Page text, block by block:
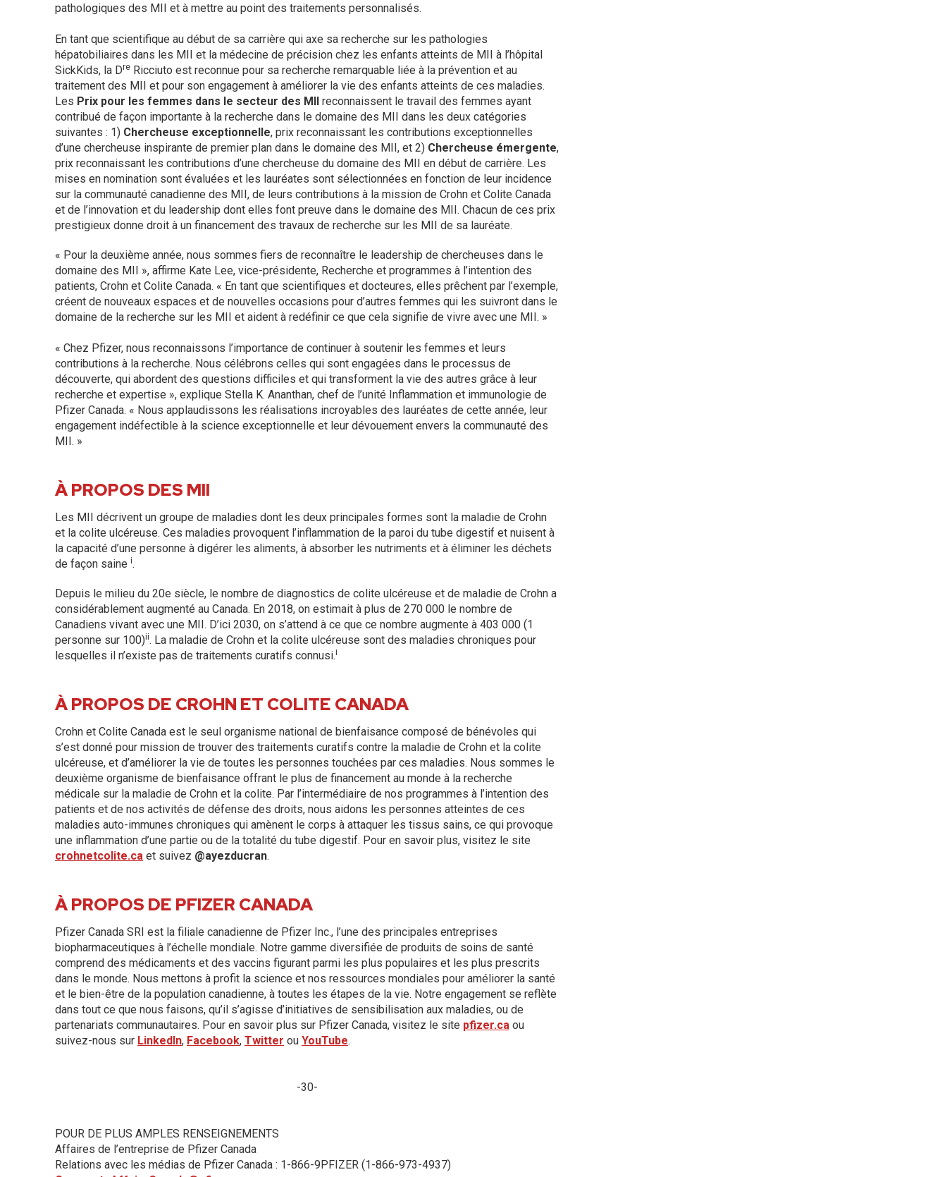
pathologiques des MII et à mettre au point des traitements personnalisés.
En tant que scientifique au début de sa carrière qui axe sa recherche sur les pathologies
hépatobiliaires dans les MII et la médecine de précision chez les enfants atteints de MII à l’hôpital
SickKids, la Dre Ricciuto est reconnue pour sa recherche remarquable liée à la prévention et au
traitement des MII et pour son engagement à améliorer la vie des enfants atteints de ces maladies.
Les Prix pour les femmes dans le secteur des MII reconnaissent le travail des femmes ayant
contribué de façon importante à la recherche dans le domaine des MII dans les deux catégories
suivantes : 1) Chercheuse exceptionnelle, prix reconnaissant les contributions exceptionnelles
d’une chercheuse inspirante de premier plan dans le domaine des MII, et 2) Chercheuse émergente,
prix reconnaissant les contributions d’une chercheuse du domaine des MII en début de carrière. Les
mises en nomination sont évaluées et les lauréates sont sélectionnées en fonction de leur incidence
sur la communauté canadienne des MII, de leurs contributions à la mission de Crohn et Colite Canada
et de l’innovation et du leadership dont elles font preuve dans le domaine des MII. Chacun de ces prix
prestigieux donne droit à un financement des travaux de recherche sur les MII de sa lauréate.
« Pour la deuxième année, nous sommes fiers de reconnaître le leadership de chercheuses dans le
domaine des MII », affirme Kate Lee, vice-présidente, Recherche et programmes à l’intention des
patients, Crohn et Colite Canada. « En tant que scientifiques et docteures, elles prêchent par l’exemple,
créent de nouveaux espaces et de nouvelles occasions pour d’autres femmes qui les suivront dans le
domaine de la recherche sur les MII et aident à redéfinir ce que cela signifie de vivre avec une MII. »
« Chez Pfizer, nous reconnaissons l’importance de continuer à soutenir les femmes et leurs
contributions à la recherche. Nous célébrons celles qui sont engagées dans le processus de
découverte, qui abordent des questions difficiles et qui transforment la vie des autres grâce à leur
recherche et expertise », explique Stella K. Ananthan, chef de l’unité Inflammation et immunologie de
Pfizer Canada. « Nous applaudissons les réalisations incroyables des lauréates de cette année, leur
engagement indéfectible à la science exceptionnelle et leur dévouement envers la communauté des
MII. »
À PROPOS DES MII
Les MII décrivent un groupe de maladies dont les deux principales formes sont la maladie de Crohn
et la colite ulcéreuse. Ces maladies provoquent l’inflammation de la paroi du tube digestif et nuisent à
la capacité d’une personne à digérer les aliments, à absorber les nutriments et à éliminer les déchets
de façon saine i.
Depuis le milieu du 20e siècle, le nombre de diagnostics de colite ulcéreuse et de maladie de Crohn a
considérablement augmenté au Canada. En 2018, on estimait à plus de 270 000 le nombre de
Canadiens vivant avec une MII. D’ici 2030, on s’attend à ce que ce nombre augmente à 403 000 (1
personne sur 100)ii. La maladie de Crohn et la colite ulcéreuse sont des maladies chroniques pour
lesquelles il n’existe pas de traitements curatifs connusi.i
À PROPOS DE CROHN ET COLITE CANADA
Crohn et Colite Canada est le seul organisme national de bienfaisance composé de bénévoles qui
s’est donné pour mission de trouver des traitements curatifs contre la maladie de Crohn et la colite
ulcéreuse, et d’améliorer la vie de toutes les personnes touchées par ces maladies. Nous sommes le
deuxième organisme de bienfaisance offrant le plus de financement au monde à la recherche
médicale sur la maladie de Crohn et la colite. Par l’intermédiaire de nos programmes à l’intention des
patients et de nos activités de défense des droits, nous aidons les personnes atteintes de ces
maladies auto-immunes chroniques qui amènent le corps à attaquer les tissus sains, ce qui provoque
une inflammation d’une partie ou de la totalité du tube digestif. Pour en savoir plus, visitez le site
crohnetcolite.ca et suivez @ayezducran.
À PROPOS DE PFIZER CANADA
Pfizer Canada SRI est la filiale canadienne de Pfizer Inc., l’une des principales entreprises
biopharmaceutiques à l’échelle mondiale. Notre gamme diversifiée de produits de soins de santé
comprend des médicaments et des vaccins figurant parmi les plus populaires et les plus prescrits
dans le monde. Nous mettons à profit la science et nos ressources mondiales pour améliorer la santé
et le bien-être de la population canadienne, à toutes les étapes de la vie. Notre engagement se reflète
dans tout ce que nous faisons, qu’il s’agisse d’initiatives de sensibilisation aux maladies, ou de
partenariats communautaires. Pour en savoir plus sur Pfizer Canada, visitez le site pfizer.ca ou
suivez-nous sur LinkedIn, Facebook, Twitter ou YouTube.
-30-
POUR DE PLUS AMPLES RENSEIGNEMENTS
Affaires de l’entreprise de Pfizer Canada
Relations avec les médias de Pfizer Canada : 1-866-9PFIZER (1-866-973-4937)